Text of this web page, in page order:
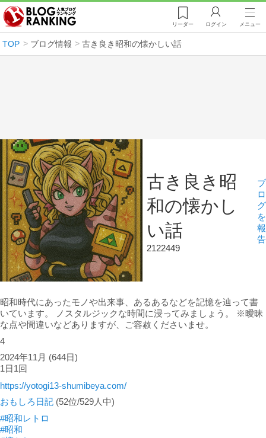
リーダー ログイン メニュー
TOP ブログ情報 古き良き昭和の懐かしい話
古き良き昭
和の懐かし
い話
2122449
ブ
ロ
グ
を
報
告
昭和時代にあったモノや出来事、あるあるなどを記憶を辿って書
いています。 ノスタルジックな時間に浸ってみましょう。 ※曖昧
な点や間違いなどありますが、ご容赦くださいませ。
4
2024年11月 (644日)
1日1回
https://yotogi13-shumibeya.com/
おもしろ日記 (52位/529人中)
#昭和レトロ
#昭和